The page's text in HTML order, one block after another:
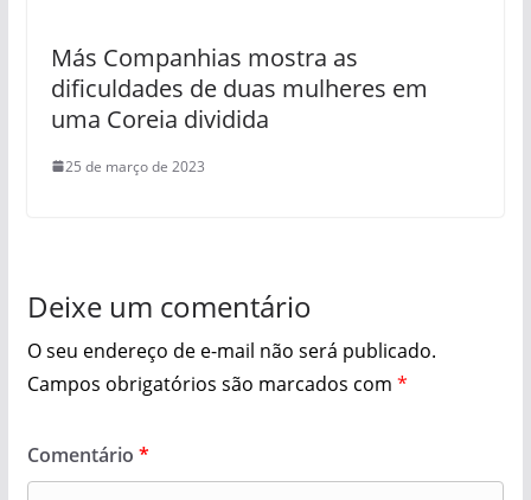
Más Companhias mostra as
dificuldades de duas mulheres em
uma Coreia dividida
25 de março de 2023
Deixe um comentário
O seu endereço de e-mail não será publicado.
Campos obrigatórios são marcados com *
Comentário *